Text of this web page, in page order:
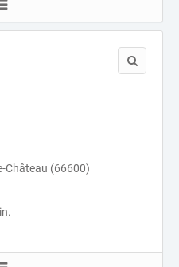
Château (66600)